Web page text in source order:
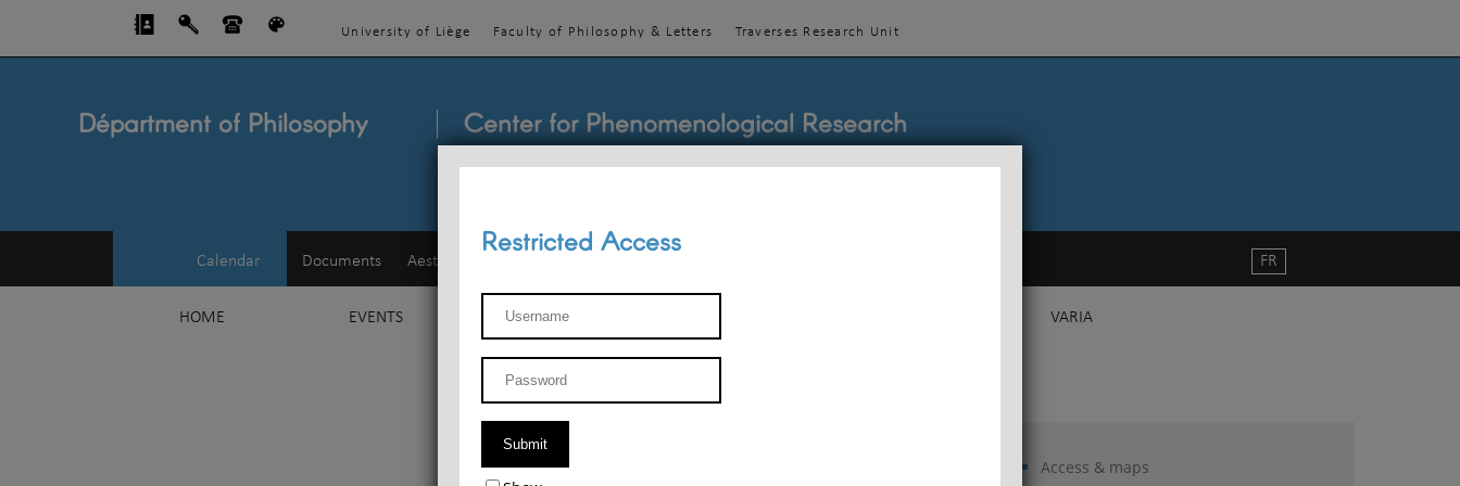
University of Liège Faculty of Philosophy & Letters Traverses Research Unit
Départment of Philosophy Center for Phenomenological Research
Calendar Documents Aesthetics
HOME EVENTS TEACHINGS VARIA
FR
Access & maps
Restricted Access